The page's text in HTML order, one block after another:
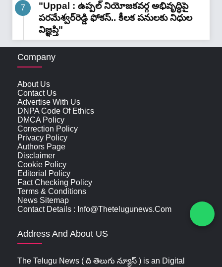
"Uppal : ఉప్పల్ నియోజకవర్గ అభివృద్ధిపై
పరమేశ్వర్‌రెడ్డి ఫోకస్.. కీలక పనులకు నిధుల
విజ్ఞప్తి"
Company
About Us
Contact Us
Advertise With Us
DNPA Code Of Ethics
DMCA Policy
Correction Policy
Privacy Policy
Authors Page
Disclaimer
Cookie Policy
Editorial Policy
Fact Checking Policy
Terms & Conditions
News Sitemap
Contact Details : Info@thetelugunews.com
Address And About US
The Telugu News ( ది తెలుగు న్యూస్‌ ) is an Digital